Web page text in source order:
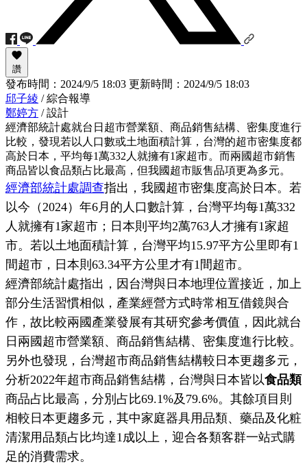
讚
發布時間： 2024/9/5 18:03 更新時間： 2024/9/5 18:03
邱子綾 / 綜合報導
鄭婷方 / 設計
經濟部統計處就台日超市營業額、商品銷售結構、密集度進行
比較，發現若以人口數或土地面積計算，台灣的超市密集度都
高於日本，平均每1萬332人就擁有1家超市。而兩國超市銷售
商品皆以食品類占比最高，但我國超市販售品項更為多元。
經濟部統計處調查指出，我國超市密集度高於日本。若
以今（2024）年6月的人口數計算，台灣平均每1萬332
人就擁有1家超市；日本則平均2萬763人才擁有1家超
市。若以土地面積計算，台灣平均15.97平方公里即有1
間超市，日本則63.34平方公里才有1間超市。
經濟部統計處指出，因台灣與日本地理位置接近，加上
部分生活習慣相似，產業經營方式時常相互借鏡與合
作，故比較兩國產業發展有其研究參考價值，因此就台
日兩國超市營業額、商品銷售結構、密集度進行比較。
另外也發現，台灣超市商品銷售結構較日本更趨多元，
分析2022年超市商品銷售結構，台灣與日本皆以食品類
商品占比最高，分別占比69.1%及79.6%。其餘項目則
相較日本更趨多元，其中家庭器具用品類、藥品及化粧
清潔用品類占比均達1成以上，迎合各類客群一站式購
足的消費需求。